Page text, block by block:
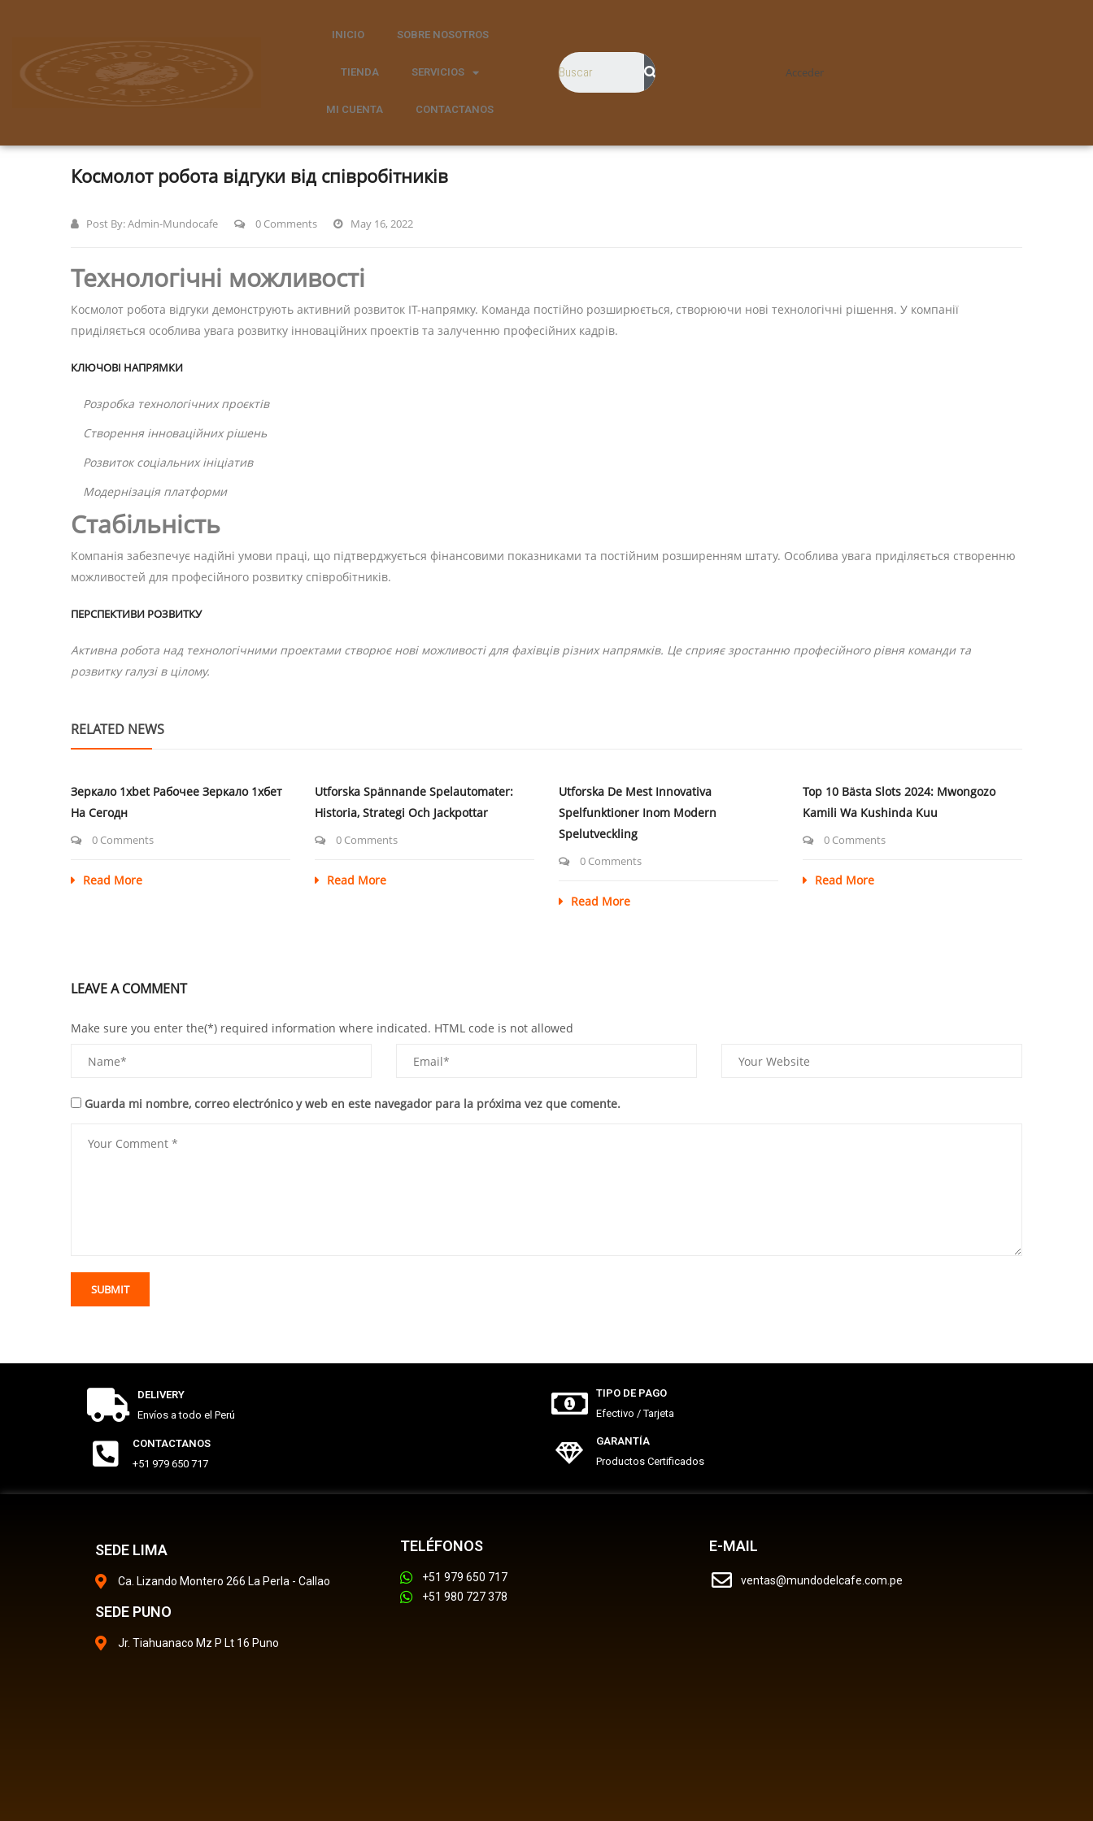
INICIO SOBRE NOSOTROS
TIENDA SERVICIOS
MI CUENTA CONTACTANOS
Acceder
Космолот робота відгуки від співробітників
Post By:Admin-Mundocafe 0 Comments May 16, 2022
Технологічні можливості
Космолот робота відгуки демонструють активний розвиток IT-напрямку. Команда постійно розширюється, створюючи нові технологічні рішення. У компанії
приділяється особлива увага розвитку інноваційних проектів та залученню професійних кадрів.
КЛЮЧОВІ НАПРЯМКИ
Розробка технологічних проєктів
Створення інноваційних рішень
Розвиток соціальних ініціатив
Модернізація платформи
Стабільність
Компанія забезпечує надійні умови праці, що підтверджується фінансовими показниками та постійним розширенням штату. Особлива увага приділяється створенню
можливостей для професійного розвитку співробітників.
ПЕРСПЕКТИВИ РОЗВИТКУ
Активна робота над технологічними проектами створює нові можливості для фахівців різних напрямків. Це сприяє зростанню професійного рівня команди та
розвитку галузі в цілому.
RELATED NEWS
Зеркало 1xbet Рабочее Зеркало 1хбет
На Сегодн
0 Comments
Read More
Utforska Spännande Spelautomater:
Historia, Strategi Och Jackpottar
0 Comments
Read More
Utforska De Mest Innovativa
Spelfunktioner Inom Modern
Spelutveckling
0 Comments
Read More
Top 10 Bästa Slots 2024: Mwongozo
Kamili Wa Kushinda Kuu
0 Comments
Read More
LEAVE A COMMENT
Make sure you enter the(*) required information where indicated. HTML code is not allowed
Guarda mi nombre, correo electrónico y web en este navegador para la próxima vez que comente.
DELIVERY
Envíos a todo el Perú
CONTACTANOS
+51 979 650 717
TIPO DE PAGO
Efectivo / Tarjeta
GARANTÍA
Productos Certificados
SEDE LIMA
Ca. Lizando Montero 266 La Perla - Callao
SEDE PUNO
Jr. Tiahuanaco Mz P Lt 16 Puno
TELÉFONOS
+51 979 650 717
+51 980 727 378
E-MAIL
ventas@mundodelcafe.com.pe